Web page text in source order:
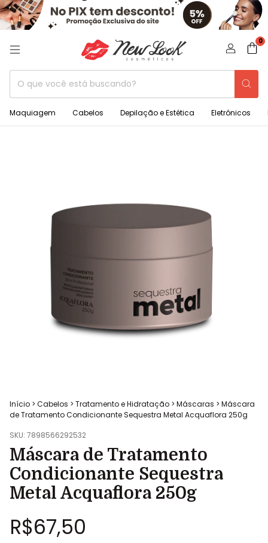
0
Maquiagem Cabelos Depilação e Estética Eletrônicos
Início > Cabelos > Tratamento e Hidratação > Máscaras > Máscara
de Tratamento Condicionante Sequestra Metal Acquaflora 250g
SKU: 7898566292532
Máscara de Tratamento
Condicionante Sequestra
Metal Acquaflora 250g
R$67,50